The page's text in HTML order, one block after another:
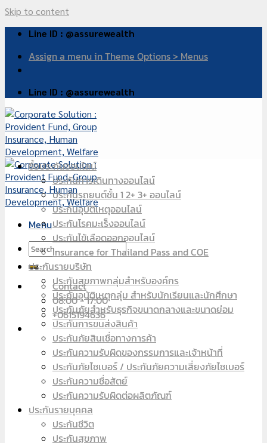
Skip to content
Line ID : @assurewealth
Assign a menu in Theme Options > Menus
Line ID : @assurewealth
Menu
Contact
08:00 - 17:00
+0615194636
ซื้อประกันออนไลน์
ประกันการเดินทางออนไลน์
ประกันรถยนต์ชั้น 1 2+ 3+ ออนไลน์
ประกันอุบัติเหตุออนไลน์
ประกันโรคมะเร็งออนไลน์
ประกันไข้เลือดออกออนไลน์
Insurance for Thailand Pass and COE
ประกันรายบริษัท
ประกันสุขภาพกลุ่มสำหรับองค์กร
ประกันอุบัติเหตุกลุ่ม สำหรับนักเรียนและนักศึกษา
ประกันภัยสำหรับธุรกิจขนาดกลางและขนาดย่อม
ประกันการขนส่งสินค้า
ประกันภัยสินเชื่อทางการค้า
ประกันความรับผิดของกรรมการและเจ้าหน้าที่
ประกันภัยไซเบอร์ / ประกันภัยความเสี่ยงภัยไซเบอร์
ประกันความซื่อสัตย์
ประกันความรับผิดต่อผลิตภัณฑ์
ประกันรายบุคคล
ประกันชีวิต
ประกันสุขภาพ